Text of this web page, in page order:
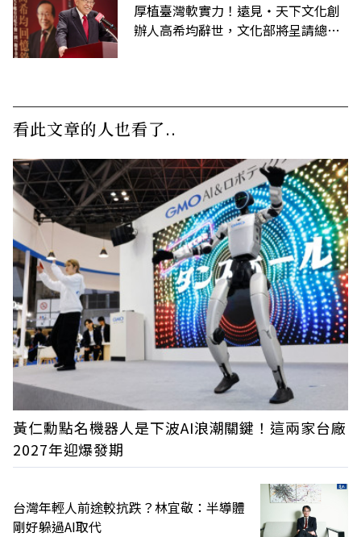
厚植臺灣軟實力！遠見‧天下文化創
辦人高希均辭世，文化部將呈請總統
看此文章的人也看了..
黃仁勳點名機器人是下波AI浪潮關鍵！這兩家台廠
2027年迎爆發期
台灣年輕人前途較抗跌？林宜敬：半導體
剛好躲過AI取代